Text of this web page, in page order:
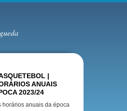
|
ANUAIS
2023/24
horários anuais da época